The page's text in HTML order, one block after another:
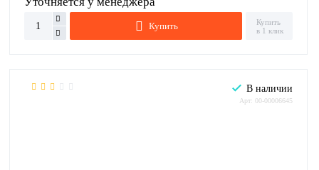
Купить
Купить
в 1 клик
В наличии
Арт: 00-00006645